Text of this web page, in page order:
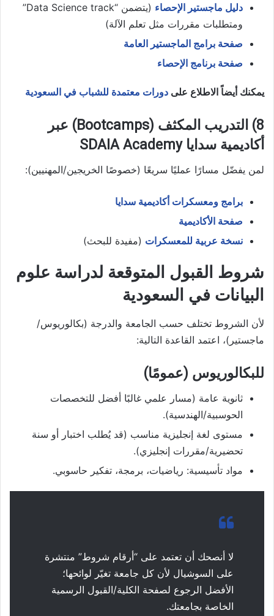
دليل ماجستير الإحصاء
(يتضمن “Data Science track”
ومتطلبات مقررات مثل تعلم الآلة)
صفحة برامج الماجستير العامة
صفحة برنامج الإحصاء
يمكنك أيضاً الاطلاع على دورات معتمدة للشباب في السعودية
8) التدريب المكثف (Bootcamps) عبر
أكاديمية سدايا SDAIA Academy
لمن يفضّل مسارًا عمليًا سريعًا (خصوصًا الخريجين/المهنيين):
برامج ومعسكرات أكاديمية سدايا
صفحة الأكاديمية
نسخة عربية للمعسكرات (مفيدة للبحث)
شروط القبول المتوقعة لدراسة علوم
البيانات في السعودية
لأن الشروط تختلف حسب الجامعة والدرجة (بكالوريوس/
ماجستير)، اعتمد القاعدة التالية:
للبكالوريوس (عمومًا)
ثانوية عامة (مسار علمي غالبًا أفضل للتخصصات
الحوسبية/الهندسية).
مستوى لغة إنجليزية مناسب (قد يُطلب اختبار أو سنة
تحضيرية/مقررات إنجليزي).
مواد تأسيسية: رياضيات، برمجة، تفكير حاسوبي.
لا أنصحك أن تعتمد على “أرقام شروط” منتشرة
على السوشيال لأن كل جامعة تغيّر لوائحها؛
الأفضل الرجوع لصفحة الكلية/القبول الرسمية
الخاصة بجامعتك.